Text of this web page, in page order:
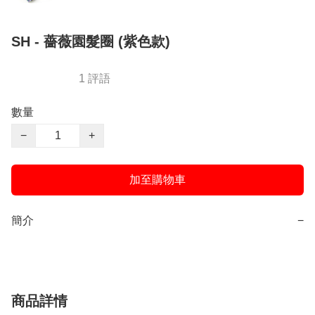
SH - 薔薇園髮圈 (紫色款)
1 評語
數量
−
+
加至購物車
簡介 −
商品詳情